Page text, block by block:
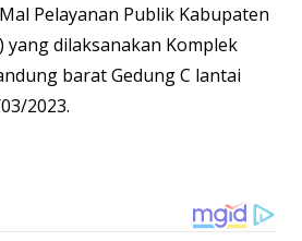
Pelayanan Publik Kabupaten
yang dilaksanakan Komplek
barat Gedung C lantai
2023.